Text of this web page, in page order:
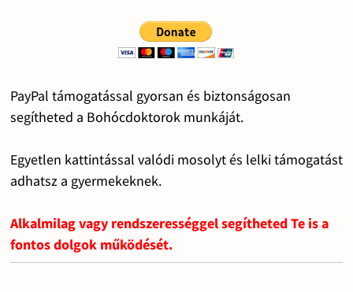
PayPal támogatással gyorsan és biztonságosan
segítheted a Bohócdoktorok munkáját.
Egyetlen kattintással valódi mosolyt és lelki támogatást
adhatsz a gyermekeknek.
Alkalmilag vagy rendszerességgel segítheted Te is a
fontos dolgok működését.